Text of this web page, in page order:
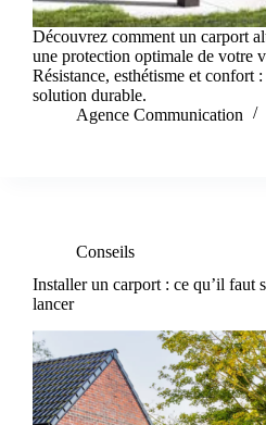
Découvrez comment un carport
une protection optimale de votre
Résistance, esthétisme et confort
solution durable.
Agence Communication
Conseils
Installer un carport : ce qu’il faut
lancer